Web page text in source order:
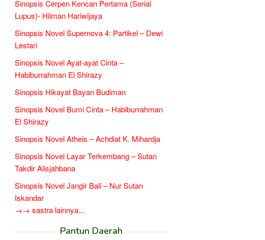
Sinopsis Cerpen Kencan Pertama (Serial
Lupus)- Hilman Hariwijaya
Sinopsis Novel Supernova 4: Partikel – Dewi
Lestari
Sinopsis Novel Ayat-ayat Cinta –
Habiburrahman El Shirazy
Sinopsis Hikayat Bayan Budiman
Sinopsis Novel Bumi Cinta – Habiburrahman
El Shirazy
Sinopsis Novel Atheis – Achdiat K. Mihardja
Sinopsis Novel Layar Terkembang – Sutan
Takdir Alisjahbana
Sinopsis Novel Jangir Bali – Nur Sutan
Iskandar
→→ sastra lainnya...
Pantun Daerah